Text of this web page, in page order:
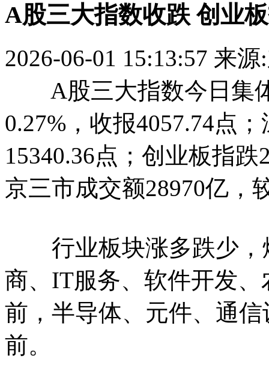
A股三大指数收跌 创业
2026-06-01 15:13:57 来源
A股三大指数今日集
0.27%，收报4057.74点
15340.36点；创业板指
京三市成交额28970亿，
行业板块涨多跌少，
商、IT服务、软件开发
前，半导体、元件、通
前。